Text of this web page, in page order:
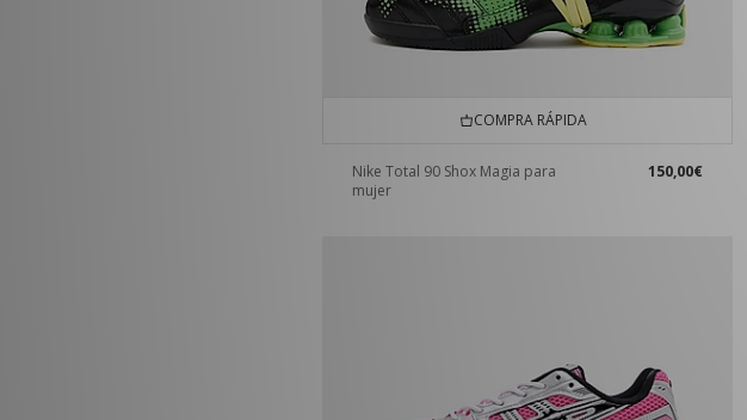
COMPRA RÁPIDA
Nike Total 90 Shox Magia para
mujer
150,00€